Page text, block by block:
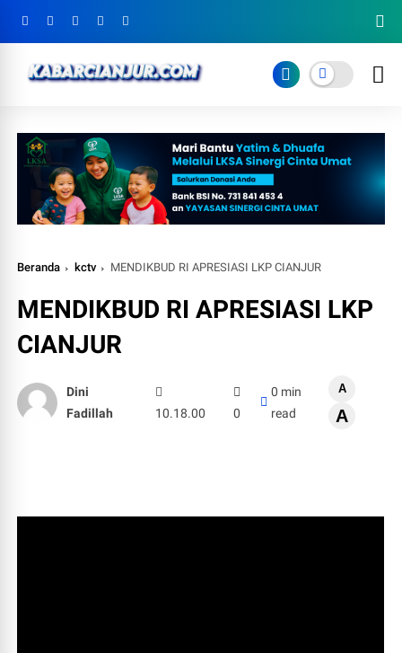
Beranda kctv MENDIKBUD RI APRESIASI LKP CIANJUR
MENDIKBUD RI APRESIASI LKP
CIANJUR
Dini
Fadillah
10.18.00 0
0 min
read
A
A